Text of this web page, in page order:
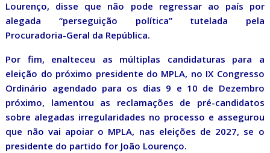
Lourenço, disse que não pode regressar ao país por
alegada “perseguição política” tutelada pela
Procuradoria-Geral da República.
Por fim, enalteceu as múltiplas candidaturas para a
eleição do próximo presidente do MPLA, no IX Congresso
Ordinário agendado para os dias 9 e 10 de Dezembro
próximo, lamentou as reclamações de pré-candidatos
sobre alegadas irregularidades no processo e assegurou
que não vai apoiar o MPLA, nas eleições de 2027, se o
presidente do partido for João Lourenço.